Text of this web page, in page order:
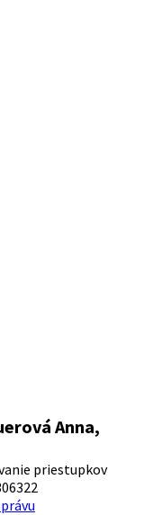
Anna,
priestupkov